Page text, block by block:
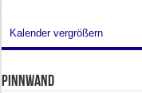
Kalender vergrößern
Pinnwand